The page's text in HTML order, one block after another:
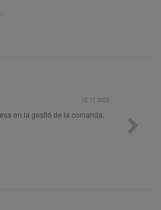
la fecha de entrega del pedido se retrasó
la alerta roja de lluvias en la Comunidad
lo cual es totalmente comprensible, y se